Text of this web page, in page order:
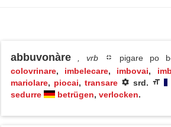
abbuvonàre , vrb
pigare po
colovrinare, imbelecare, imbovai,
mariolare, piocai, transare
srd.
sedurre
betrügen, verlocken.